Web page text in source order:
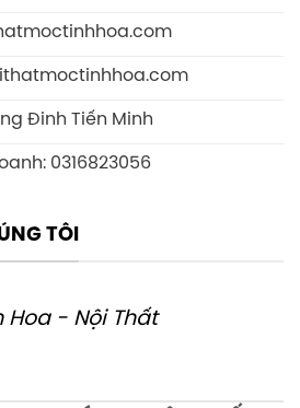
Đinh Tiến Minh
0316823056
TÔI
Hoa - Nội Thất